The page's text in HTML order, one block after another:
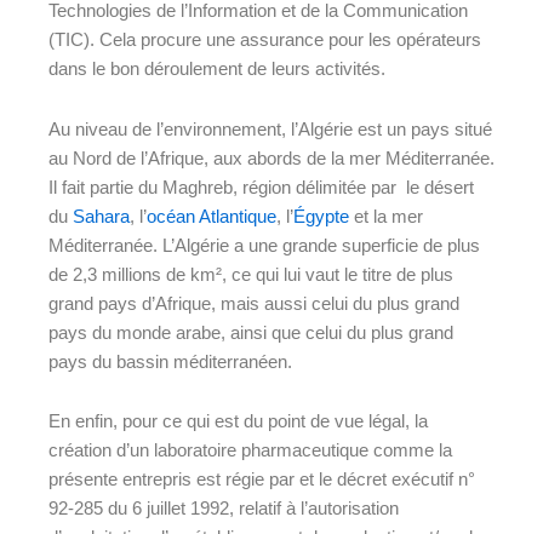
Technologies de l’Information et de la Communication
(TIC). Cela procure une assurance pour les opérateurs
dans le bon déroulement de leurs activités.
Au niveau de l’environnement, l’Algérie est un pays situé
au Nord de l’Afrique, aux abords de la mer Méditerranée.
Il fait partie du Maghreb, région délimitée par le désert
du Sahara, l’océan Atlantique, l’Égypte et la mer
Méditerranée. L’Algérie a une grande superficie de plus
de 2,3 millions de km², ce qui lui vaut le titre de plus
grand pays d’Afrique, mais aussi celui du plus grand
pays du monde arabe, ainsi que celui du plus grand
pays du bassin méditerranéen.
En enfin, pour ce qui est du point de vue légal, la
création d’un laboratoire pharmaceutique comme la
présente entrepris est régie par et le décret exécutif n°
92-285 du 6 juillet 1992, relatif à l’autorisation